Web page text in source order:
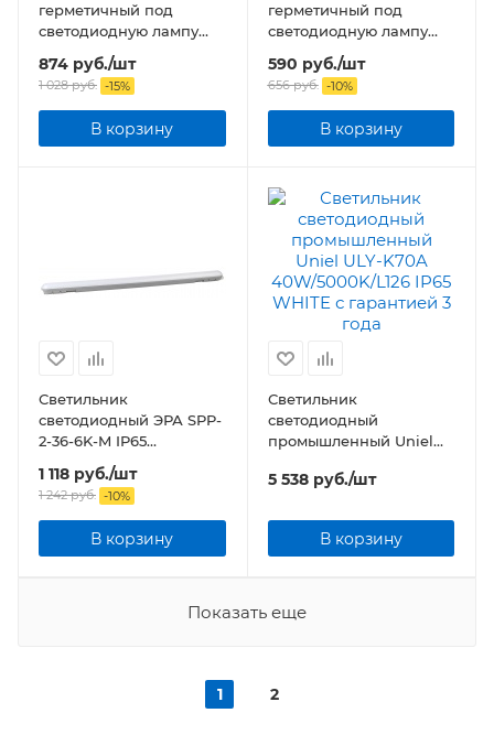
герметичный под
светодиодную лампу
ССП-456 2xLED-Т8-1200
G13 230В IP65 1200 мм
874 руб./шт
1 028руб. -15%
В корзину
герметичный под
светодиодную лампу
SPP-101-0-002-120 ЭРА
IP65 T8 G13 1200мм
590 руб./шт
656руб. -10%
В корзину
Светильник
светодиодный ЭРА SPP-
2-36-6K-M IP65
1200х76х66 36Вт 3200Лм
6500К матовый
1 118 руб./шт
1 242руб. -10%
В корзину
Светильник
светодиодный
промышленный Uniel
40W/5000K/L126 IP65
5 538руб./шт
В корзину
Показать еще
1 2